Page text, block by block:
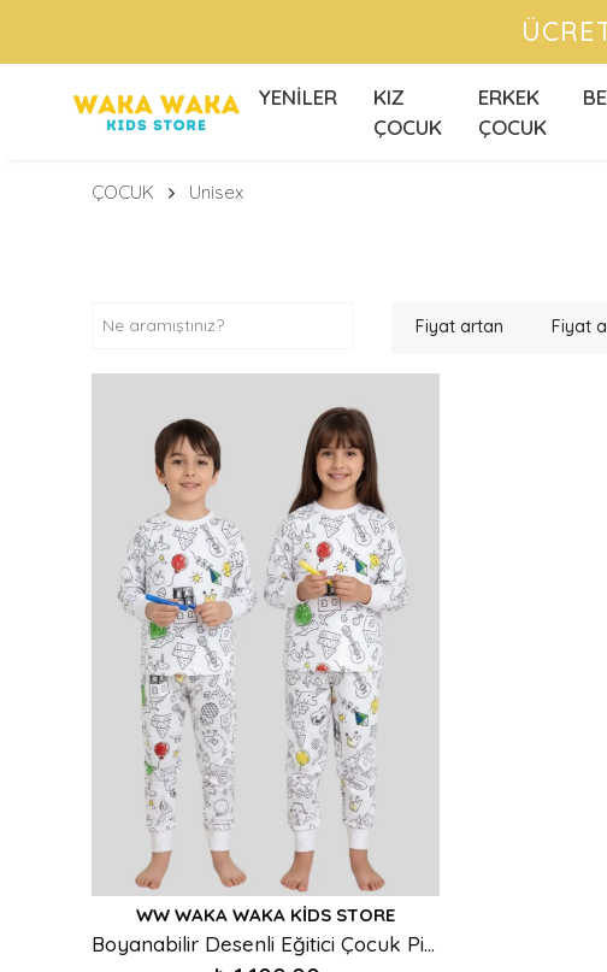
YENİLER
KIZ
ÇOCUK
ERKEK
ÇOCUK
ÇOCUK Unisex
Fiyat artan Fiyat
WW WAKA WAKA KIDS STORE
Boyanabilir Desenli Eğitici Çocuk Pijama Takımı (Unisex)